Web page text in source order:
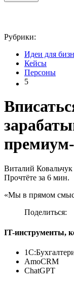
Рубрики:
Идеи для
Кейсы
Персоны
5
Виталий Ковальчук
Прочтёте за 6 мин.
«Мы в прямом
Поделиться:
IT-инструменты,
AmoCRM
ChatGPT